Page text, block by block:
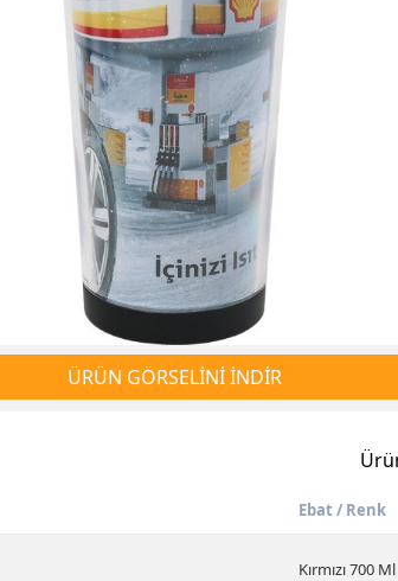
ÜRÜN GÖRSELİNİ İNDİR
Ebat / Renk
Kırmızı 700 Ml